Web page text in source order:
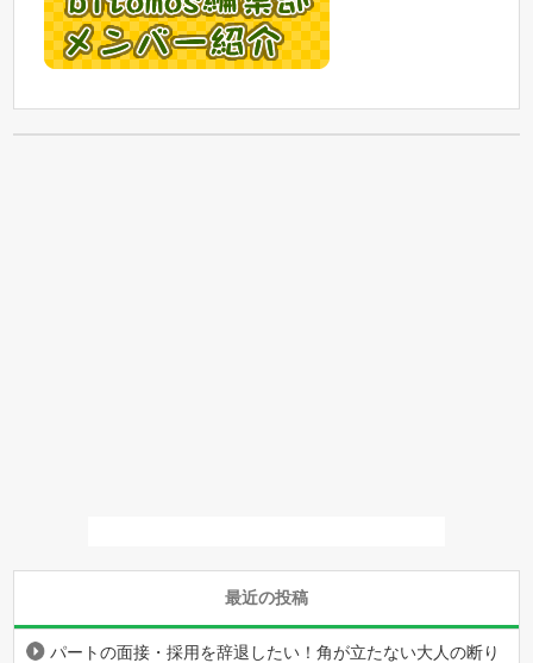
最近の投稿
パートの面接・採用を辞退したい！角が立たない大人の断り